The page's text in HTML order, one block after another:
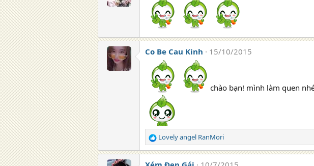
Co Be Cau Kinh 15/10/2015
chào bạn! mình làm quen
R
e
Lovely angel RanMori